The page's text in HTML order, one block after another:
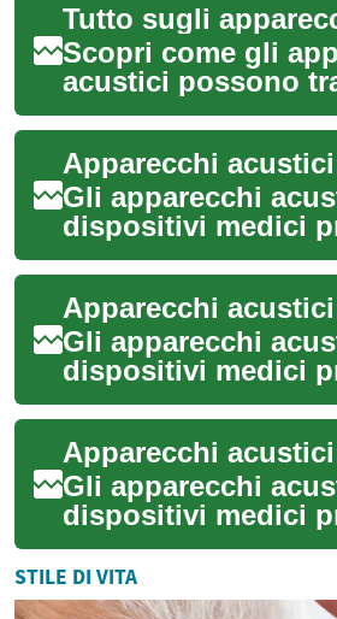
Scopri come gli
acustici possono
la vita di chi
perdita uditiva.
a...
Gli apparecchi
dispositivi medici
per aiutare le
problemi di udito a
meg...
Gli apparecchi
dispositivi medici
per migliorare
persone con
ipoac...
Gli apparecchi
dispositivi medici
per migliorare
persone con
...
STILE DI VITA